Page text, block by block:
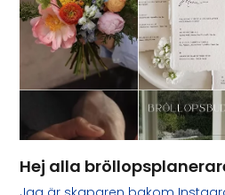
Hej alla